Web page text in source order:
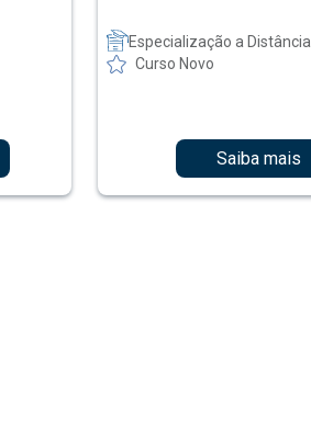
Especialização a Distância
Curso Novo
Saiba mais